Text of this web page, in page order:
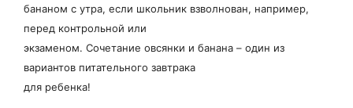
бананом с утра, если школьник взволнован, например,
перед контрольной или
экзаменом. Сочетание овсянки и банана – один из
вариантов питательного завтрака
для ребенка!